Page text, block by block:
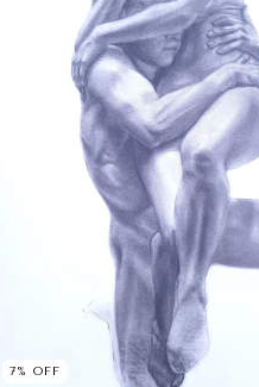
7% OFF